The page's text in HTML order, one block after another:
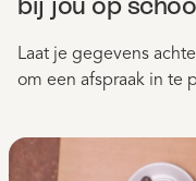
Laat je gegevens
om een afspraak in te